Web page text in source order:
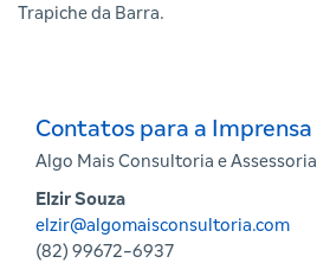
Trapiche da Barra.
Contatos para a Imprensa
Algo Mais Consultoria e Assessoria
Elzir Souza
elzir@algomaisconsultoria.com
(82) 99672-6937